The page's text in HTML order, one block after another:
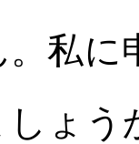
。私
ょ